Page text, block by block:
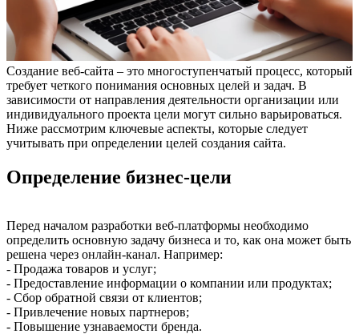
Создание веб-сайта – это многоступенчатый процесс, который
требует четкого понимания основных целей и задач. В
зависимости от направления деятельности организации или
индивидуального проекта цели могут сильно варьироваться.
Ниже рассмотрим ключевые аспекты, которые следует
учитывать при определении целей создания сайта.
Определение бизнес-цели
Перед началом разработки веб-платформы необходимо
определить основную задачу бизнеса и то, как она может быть
решена через онлайн-канал. Например:
- Продажа товаров и услуг;
- Предоставление информации о компании или продуктах;
- Сбор обратной связи от клиентов;
- Привлечение новых партнеров;
- Повышение узнаваемости бренда.